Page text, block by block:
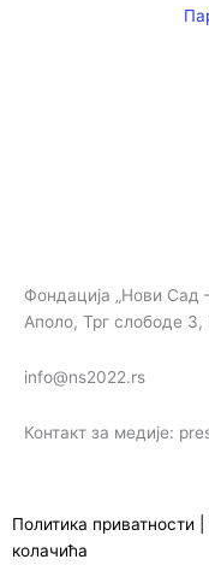
Фондација „Нови Сад
Аполо, Трг слободе
info@ns2022.rs
Контакт за медије:
Политика приватности
колачића